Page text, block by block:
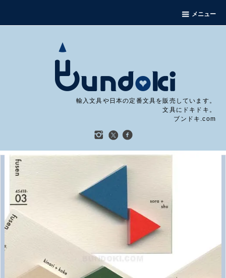
メニュー
輸入文具や日本の定番文具を販売しています。
文具にドキドキ。
ブンドキ.com